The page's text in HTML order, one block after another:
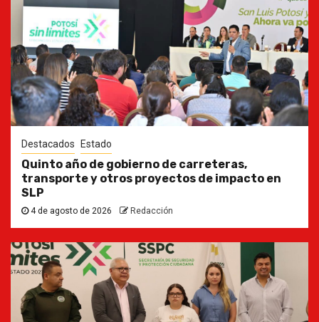
Destacados Estado
Quinto año de gobierno de carreteras,
transporte y otros proyectos de impacto en
SLP
4 de agosto de 2026 Redacción